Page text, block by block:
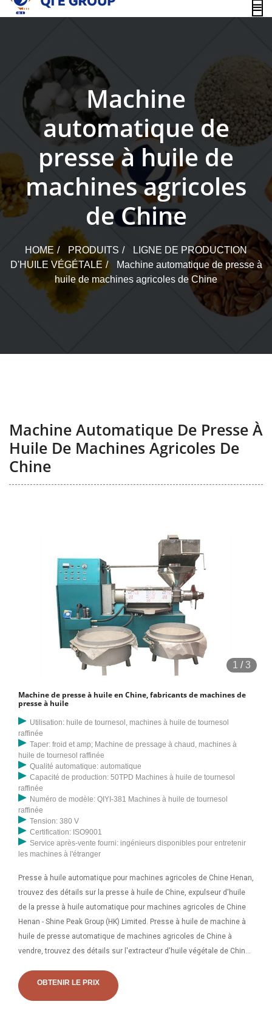
content
Machine
automatique de
presse à huile de
machines agricoles
de Chine
HOME PRODUITS
LIGNE DE PRODUCTION
D'HUILE VÉGÉTALE
Machine automatique de presse à
huile de machines agricoles de Chine
Machine Automatique De Presse À
Huile De Machines Agricoles De
Chine
1 /3
Machine de presse à huile en Chine, fabricants de machines de
presse à huile
Utilisation: huile de tournesol, machines à huile de tournesol
raffinée
Taper: froid et amp; Machine de pressage à chaud, machines à
huile de tournesol raffinée
Qualité automatique: automatique
Capacité de production: 50TPD Machines à huile de tournesol
raffinée
Numéro de modèle: QIYI-381 Machines à huile de tournesol
raffinée
Tension: 380 V
Certification: ISO9001
Service après-vente fourni: ingénieurs disponibles pour entretenir
les machines à l'étranger
Presse à huile automatique pour machines agricoles de Chine Henan,
trouvez des détails sur la presse à huile de Chine, expulseur d'huile
de la presse à huile automatique pour machines agricoles de Chine
Henan - Shine Peak Group (HK) Limited. Presse à huile de machine à
huile de presse automatique de machines agricoles de Chine à
vendre, trouvez des détails sur l'extracteur d'huile végétale de Chine,
de presse automatique de machines agricoles à vendre - .
OBTENIR LE PRIX